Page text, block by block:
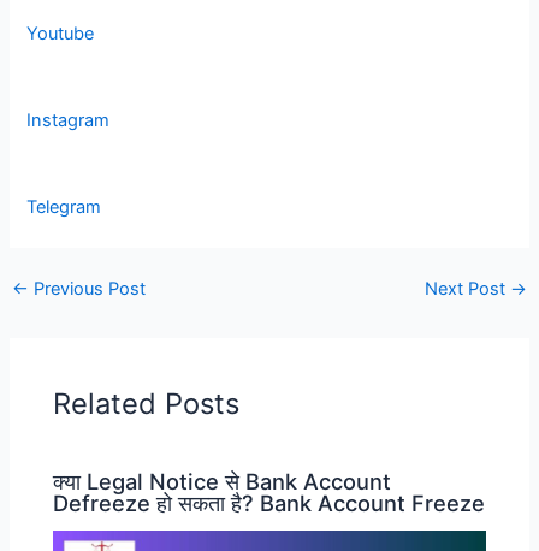
Youtube
Instagram
Telegram
← Previous Post Next Post →
Related Posts
क्या Legal Notice से Bank Account
Defreeze हो सकता है? Bank Account Freeze